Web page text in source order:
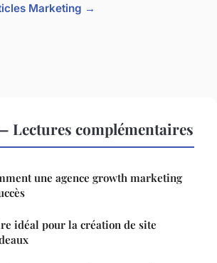
Marketing →
Lectures complémentaires
une agence growth marketing
idéal pour la création de site